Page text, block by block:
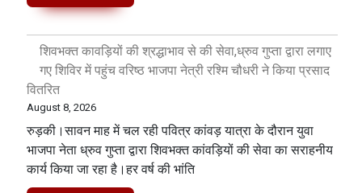
शिवभक्त कावड़ियों की श्रद्धाभाव से की सेवा,ध्रुव गुप्ता द्वारा लगाए
गए शिविर में पहुंच वरिष्ठ भाजपा नेत्री रश्मि चौधरी ने किया प्रसाद
वितरित
August 8, 2026
रुड़की।सावन माह में चल रही पवित्र कांवड़ यात्रा के दौरान युवा
भाजपा नेता ध्रुव गुप्ता द्वारा शिवभक्त कांवड़ियों की सेवा का सराहनीय
कार्य किया जा रहा है।हर वर्ष की भांति